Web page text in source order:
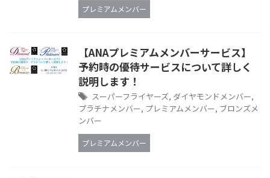
プレミアムメンバー
【ANAプレミアムメンバーサービス】
予約時の優待サービスについて詳しく
説明します！
スーパーフライヤーズ, ダイヤモンドメンバー,
プラチナメンバー, プレミアムメンバー, ブロンズメ
ンバー
プレミアムメンバー